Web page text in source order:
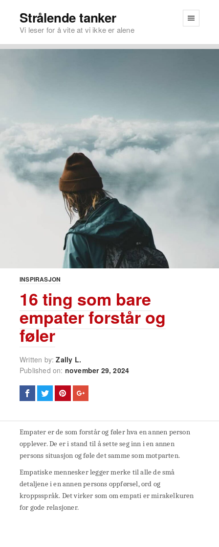
Strålende tanker
Vi leser for å vite at vi ikke er alene
INSPIRASJON
16 ting som bare
empater forstår og
føler
Written by:Zally L.
Published on: november 29, 2024
Empater er de som forstår og føler hva en annen person
opplever. De er i stand til å sette seg inn i en annen
persons situasjon og føle det samme som motparten.
Empatiske mennesker legger merke til alle de små
detaljene i en annen persons oppførsel, ord og
kroppsspråk. Det virker som om empati er mirakelkuren
for gode relasjoner.